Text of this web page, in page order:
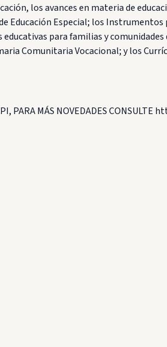
los avances en materia de
Educación Especial; los
para familias y
Comunitaria Vocacional; y los
PARA MÁS NOVEDADES